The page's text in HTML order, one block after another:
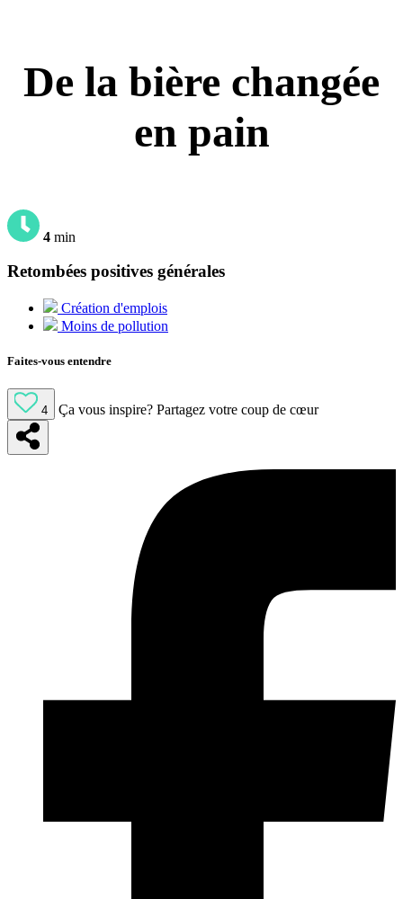
De la bière changée
en pain
4 min
Retombées positives générales
Création d'emplois
Moins de pollution
Faites-vous entendre
4 Ça vous inspire? Partagez votre coup de cœur